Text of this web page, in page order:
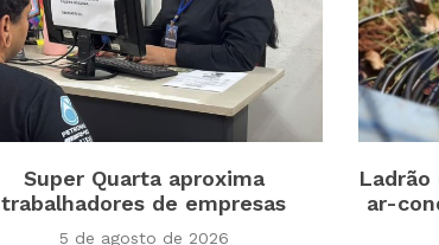
Super Quarta aproxima
trabalhadores de empresas
5 de agosto de 2026
ar-